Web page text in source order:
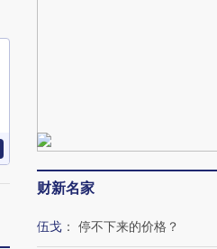
财新名家
伍戈 ： 停不下来的价格？